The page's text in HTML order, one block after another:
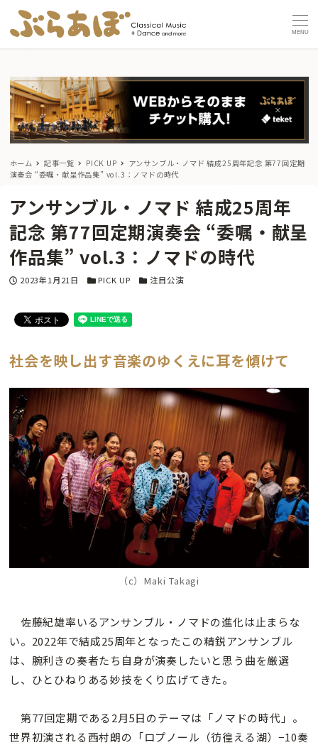
MENU
ホーム 記事一覧 PICK UP
アンサンブル・ノマド 結成25周年記念 第77回定期
演奏会 “委嘱・献呈作品集” vol.3：ノマドの時代
アンサンブル・ノマド 結成25周年
記念 第77回定期演奏会 “委嘱・献呈
作品集” vol.3：ノマドの時代
投稿日
2023年1月21日 カテゴリー
PICK UP カテゴリー
注目公演
社会を映し出す音楽のゆくえに耳を傾けて
（c）Maki Takagi
佐藤紀雄率いるアンサンブル・ノマドの進化は止まらな
い。2022年で結成25周年となったこの精鋭アンサンブル
は、腕利きの奏者たち自身が演奏したいと思う曲を厳選
し、ひとひねりある妙技をくり広げてきた。
第77回定期である2月5日のテーマは「ノマドの時代」。
世界初演される西村朗の「ロプノール（彷徨える湖）−10奏